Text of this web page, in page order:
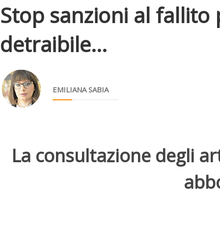
Stop sanzioni al fallito
detraibile...
EMILIANA SABIA
La consultazione degli